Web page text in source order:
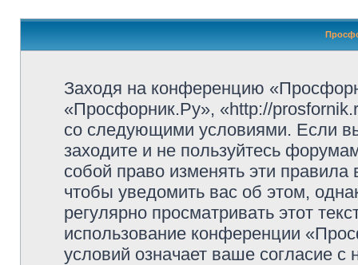
Заходя на конференцию
«Просфорник.Ру», «http://
со следующими условиями. Если
заходите и не пользуйтесь
собой право изменять эти
чтобы уведомить вас об этом,
регулярно просматривать этот
использование конференции
условий означает ваше согласие с